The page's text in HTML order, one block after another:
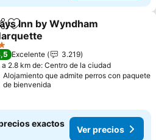
Agregar a favoritos
Inn by Wyndham
Excelente
3.219
a 2.8 km de: Centro de la ciudad
Alojamiento que admite perros con paquete
de bienvenida
exactos
Ver precios